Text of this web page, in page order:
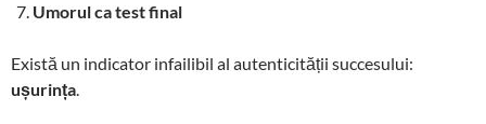
Umorul ca test final
Există un indicator infailibil al autenticității succesului:
ușurința.